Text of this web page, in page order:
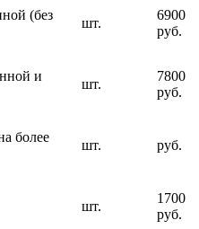
(без
шт.
6900
руб.
и
шт.
7800
руб.
более
шт. руб.
шт.
1700
руб.